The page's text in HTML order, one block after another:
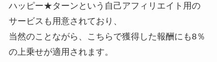
ハッピー★ターンという自己アフィリエイト用の
サービスも用意されており、
当然のことながら、こちらで獲得した報酬にも8％
の上乗せが適用されます。